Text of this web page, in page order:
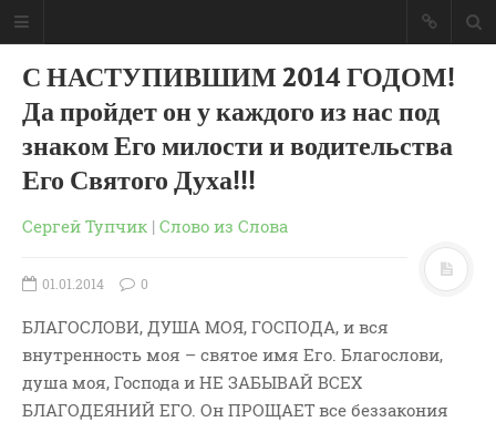
ГЛАВНАЯ
С НАСТУПИВШИМ 2014 ГОДОМ!
Да пройдет он у каждого из нас под
знаком Его милости и водительства
Его Святого Духа!!!
Сергей Тупчик | Слово из Слова
01.01.2014 0
БЛАГОСЛОВИ, ДУША МОЯ, ГОСПОДА, и вся
внутренность моя – святое имя Его. Благослови,
душа моя, Господа и НЕ ЗАБЫВАЙ ВСЕХ
БЛАГОДЕЯНИЙ ЕГО. Он ПРОЩАЕТ все беззакония